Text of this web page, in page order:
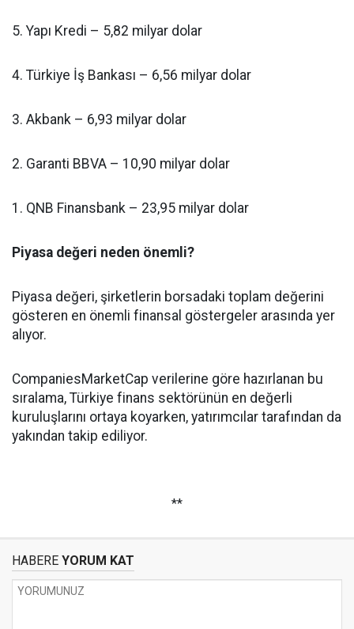
5. Yapı Kredi – 5,82 milyar dolar
4. Türkiye İş Bankası – 6,56 milyar dolar
3. Akbank – 6,93 milyar dolar
2. Garanti BBVA – 10,90 milyar dolar
1. QNB Finansbank – 23,95 milyar dolar
Piyasa değeri neden önemli?
Piyasa değeri, şirketlerin borsadaki toplam değerini
gösteren en önemli finansal göstergeler arasında yer
alıyor.
CompaniesMarketCap verilerine göre hazırlanan bu
sıralama, Türkiye finans sektörünün en değerli
kuruluşlarını ortaya koyarken, yatırımcılar tarafından da
yakından takip ediliyor.
**
HABERE YORUM KAT